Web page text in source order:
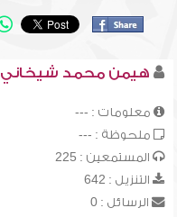
هيمن محمد شيخاني
معلومات : ---
ملحوظة : ---
المستمعين : 225
التنزيل : 642
الرسائل : 0